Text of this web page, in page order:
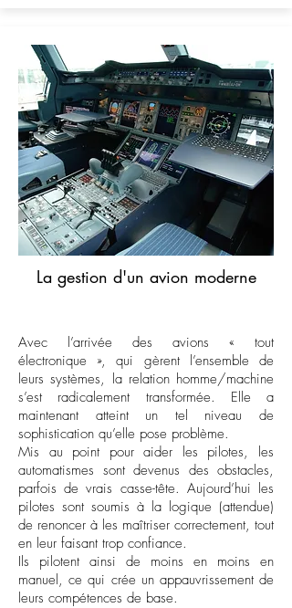
La gestion d'un avion moderne
Avec l’arrivée des avions « tout
électronique », qui gèrent l’ensemble de
leurs systèmes, la relation homme/machine
s’est radicalement transformée. Elle a
maintenant atteint un tel niveau de
sophistication qu’elle pose problème.
Mis au point pour aider les pilotes, les
automatismes sont devenus des obstacles,
parfois de vrais casse-tête. Aujourd’hui les
pilotes sont soumis à la logique (attendue)
de renoncer à les maîtriser correctement, tout
en leur faisant trop confiance.
Ils pilotent ainsi de moins en moins en
manuel, ce qui crée un appauvrissement de
leurs compétences de base.